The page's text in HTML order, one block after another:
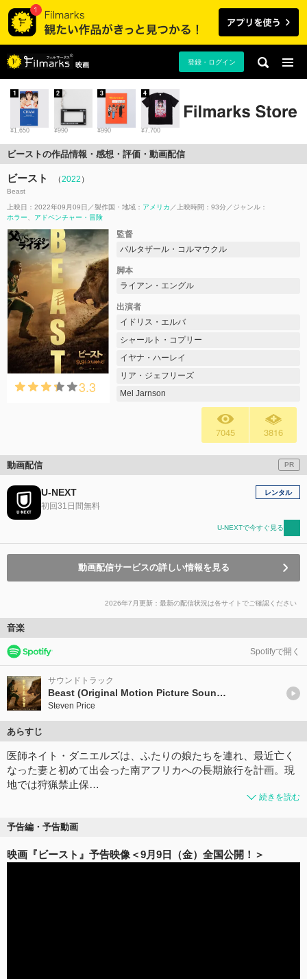
映画 登録・ログイン
¥1,650
1
¥990
2
¥990
3
¥7,700
4
ビーストの作品情報・感想・評価・動画配信
ビースト （2022 ）
Beast
上映日：2022年09月09日 製作国・地域： アメリカ 上映時間：93分
ジャンル：
ホラー
アドベンチャー・冒険
3.3
監督
バルタザール・コルマウクル
脚本
ライアン・エングル
出演者
イドリス・エルバ
シャールト・コプリー
イヤナ・ハーレイ
リア・ジェフリーズ
Mel Jarnson
7045 3816
動画配信 PR
U-NEXT
初回31日間無料
レンタル
U-NEXTで今すぐ見る
動画配信サービスの詳しい情報を見る
2026年7月更新：最新の配信状況は各サイトでご確認ください
音楽
Spotifyで開く
サウンドトラック
Beast (Original Motion Picture Soundtrack)
Steven Price
あらすじ
医師ネイト・ダニエルズは、ふたりの娘たちを連れ、最近亡く
なった妻と初めて出会った南アフリカへの長期旅行を計画。現
地では狩猟禁止保…
続きを読む
予告編・予告動画
映画『ビースト』予告映像＜9月9日（金）全国公開！＞